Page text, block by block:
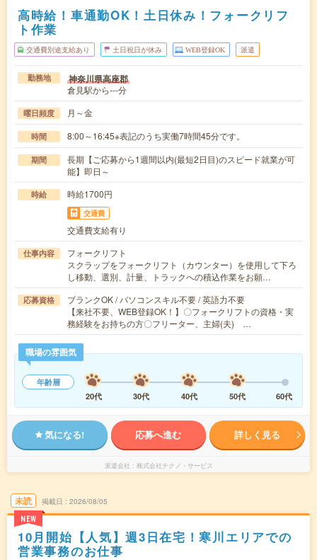
高時給！車通勤OK！土日休み！フォークリフ
ト作業
交通費別途支給あり 土日祝日が休み WEB登録OK 派遣
勤務地 神奈川県高座郡
倉見駅から---分
曜日頻度 月～金
時間 8:00～16:45※表記のうち実働7時間45分です。
期間
長期【ご応募から1週間以内(最短2日目)のスピード就業が可
能】即日～
時給 時給1700円
交通費
交通費支給有り
仕事内容
フォークリフト
スクラップをフォークリフト（カウンター）を使用して下ろ
し移動、選別、計量、トラックへの積込作業をお願…
応募資格
ブランクOK / パソコンスキル不要 / 英語力不要
【来社不要、WEB登録OK！】〇フォークリフトの資格・実
務経験をお持ちの方〇フリーター、主婦(夫) …
職場の雰囲気
年齢層
20代
30代 40代 50代 60代
気になる! 応募へ進む 詳しく見る
派遣会社 株式会社テクノ・サービス
未読
NEW
掲載日 2026/08/05
10月開始【人気】週3日在宅！寒川エリアでの
営業事務のお仕事